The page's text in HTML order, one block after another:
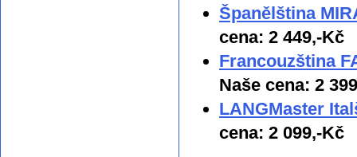
Španělština
cena: 2 449,-Kč
Francouzština
Naše cena: 2
LANGMaster
cena: 2 099,-Kč